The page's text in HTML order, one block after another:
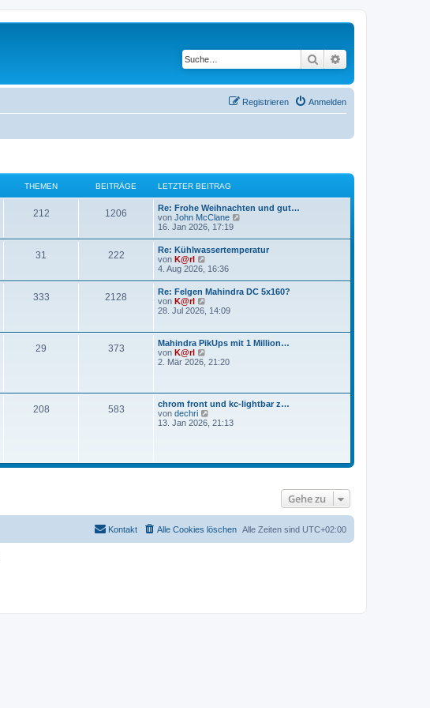
Suche
Anmelden
Registrieren
THEMEN BEITRÄGE LETZTER BEITRAG
212 1206
Re: Frohe Weihnachten und gut…
von John McClane
s
r
B
r
a
g
16. Jan 2026, 17:19
31 222
Re: Kühlwassertemperatur
von K@rl
e
e
s
e
B
e
t
g
4. Aug 2026, 16:36
333 2128
Re: Felgen Mahindra DC 5x160?
von K@rl
e
s
t
e
r
i
t
r
a
28. Jul 2026, 14:09
29 373
Mahindra PikUps mit 1 Million…
von K@rl
e
e
r
B
r
2. Mär 2026, 21:20
208 583
chrom front und kc-lightbar z…
von dechri
e
e
t
r
a
g
13. Jan 2026, 21:13
Gehe zu
Alle Zeiten sind UTC+02:00
Alle Cookies löschen
Kontakt